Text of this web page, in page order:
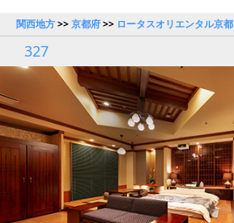
関西地方>>京都府>> ロータスオリエンタル京都
327